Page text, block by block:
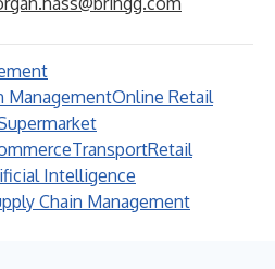
ManagementOnline Retail
TransportRetail
Intelligence
Chain Management